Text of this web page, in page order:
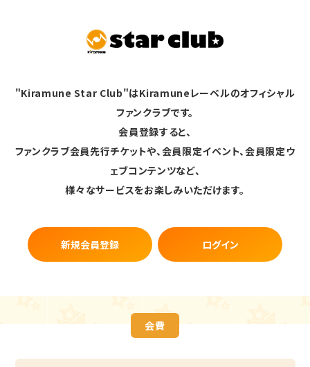
"Kiramune Star Club"はKiramuneレーベルのオフィシャル
ファンクラブです。
会員登録すると、
ファンクラブ会員先行チケットや、会員限定イベント、会員限定ウ
ェブコンテンツなど、
様々なサービスをお楽しみいただけます。
新規会員登録 ログイン
会費